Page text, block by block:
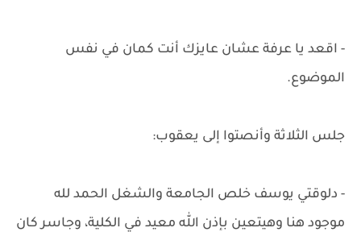
- اقعد يا عرفة عشان عايزك أنت كمان في نفس
الموضوع.
جلس الثلاثة وأنصتوا إلى يعقوب:
- دلوقتي يوسف خلص الجامعة والشغل الحمد لله
موجود هنا وهيتعين بإذن الله معيد في الكلية، وجاسر كان